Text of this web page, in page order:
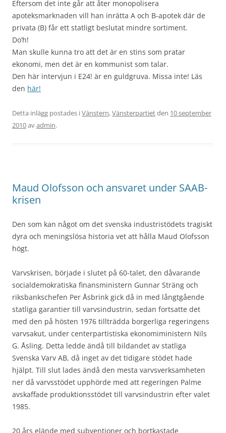
Eftersom det inte går att åter monopolisera
apoteksmarknaden vill han inrätta A och B-apotek där de
privata (B) får ett statligt beslutat mindre sortiment.
Do’h!
Man skulle kunna tro att det är en stins som pratar
ekonomi, men det är en kommunist som talar.
Den här intervjun i E24! är en guldgruva. Missa inte! Läs
den här!
Detta inlägg postades iVänstern,Vänsterpartietden 10 september
2010avadmin.
Maud Olofsson och ansvaret under SAAB-
krisen
Den som kan något om det svenska industristödets tragiskt
dyra och meningslösa historia vet att hålla Maud Olofsson
högt.
Varvskrisen, började i slutet på 60-talet, den dåvarande
socialdemokratiska finansministern Gunnar Sträng och
riksbankschefen Per Åsbrink gick då in med långtgående
statliga garantier till varvsindustrin, sedan fortsatte det
med den på hösten 1976 tillträdda borgerliga regeringens
varvsakut, under centerpartistiska ekonomiministern Nils
G. Åsling. Detta ledde ändå till bildandet av statliga
Svenska Varv AB, då inget av det tidigare stödet hade
hjälpt. Till slut lades ändå den mesta varvsverksamheten
ner då varvsstödet upphörde med att regeringen Palme
avskaffade produktionsstödet till varvsindustrin efter valet
1985.
20 års elände med subventioner och bortkastade